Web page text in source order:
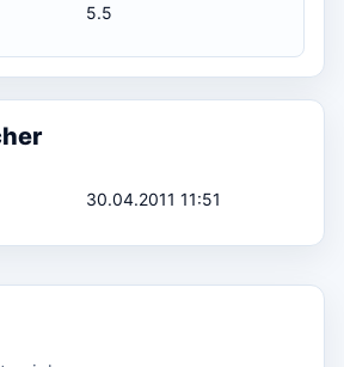
5.5
30.04.2011 11:51